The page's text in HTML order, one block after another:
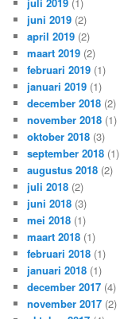
juli 2019 (1)
juni 2019 (2)
april 2019 (2)
maart 2019 (2)
februari 2019 (1)
januari 2019 (1)
december 2018 (2)
november 2018 (1)
oktober 2018 (3)
september 2018 (1)
augustus 2018 (2)
juli 2018 (2)
juni 2018 (3)
mei 2018 (1)
maart 2018 (1)
februari 2018 (1)
januari 2018 (1)
december 2017 (4)
november 2017 (2)